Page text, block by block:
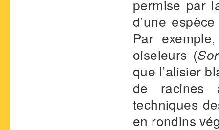
permise par
d’une
Par
oiseleurs (
que l’alisier
de racines
techniques
en rondins